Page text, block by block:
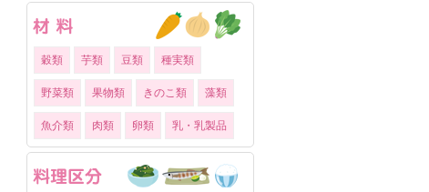
穀類 芋類 豆類 種実類
野菜類 果物類 きのこ類 藻類
魚介類 肉類 卵類 乳・乳製品